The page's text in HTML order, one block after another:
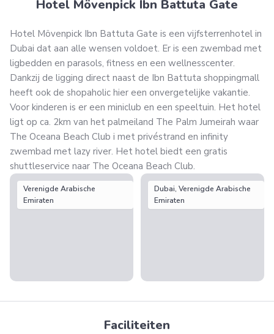
Hotel Mövenpick Ibn Battuta Gate
Hotel Mövenpick Ibn Battuta Gate is een vijfsterrenhotel in
Dubai dat aan alle wensen voldoet. Er is een zwembad met
ligbedden en parasols, fitness en een wellnesscenter.
Dankzij de ligging direct naast de Ibn Battuta shoppingmall
heeft ook de shopaholic hier een onvergetelijke vakantie.
Voor kinderen is er een miniclub en een speeltuin. Het hotel
ligt op ca. 2km van het palmeiland The Palm Jumeirah waar
The Oceana Beach Club i met privéstrand en infinity
zwembad met lazy river. Het hotel biedt een gratis
shuttleservice naar The Oceana Beach Club.
Verenigde Arabische
Emiraten
Dubai, Verenigde Arabische
Emiraten
Faciliteiten